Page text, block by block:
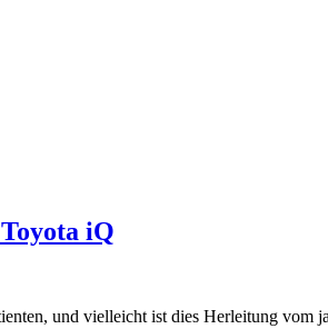
iQ
und vielleicht ist dies Herleitung vom